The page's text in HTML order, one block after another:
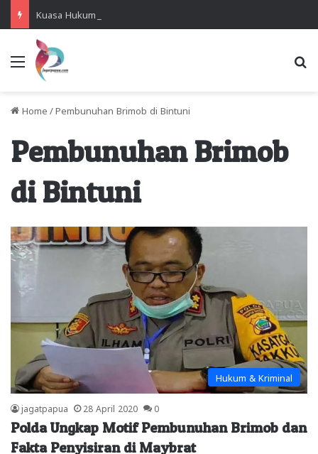
Menu
Home / Pembunuhan Brimob di Bintuni
Pembunuhan Brimob
di Bintuni
Hukum & Kriminal
jagatpapua 28 April 2020 0
Polda Ungkap Motif Pembunuhan Brimob dan
Fakta Penyisiran di Maybrat